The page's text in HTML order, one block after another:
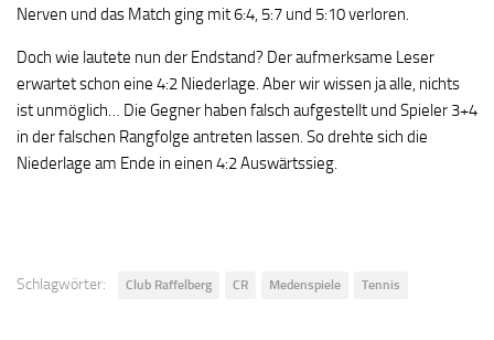
Nerven und das Match ging mit 6:4, 5:7 und 5:10 verloren.
Doch wie lautete nun der Endstand? Der aufmerksame Leser
erwartet schon eine 4:2 Niederlage. Aber wir wissen ja alle, nichts
ist unmöglich… Die Gegner haben falsch aufgestellt und Spieler 3+4
in der falschen Rangfolge antreten lassen. So drehte sich die
Niederlage am Ende in einen 4:2 Auswärtssieg.
Schlagwörter: Club Raffelberg CR Medenspiele Tennis